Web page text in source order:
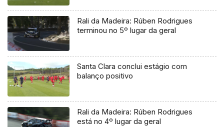
Rali da Madeira: Rúben Rodrigues
terminou no 5º lugar da geral
Santa Clara conclui estágio com
balanço positivo
Rali da Madeira: Rúben Rodrigues
está no 4º lugar da geral